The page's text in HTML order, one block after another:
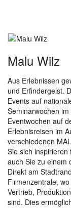
Malu Wilz
Aus Erlebnissen
und Erfindergeist.
Events auf
Seminarwochen
Eventwochen auf
Erlebnisreisen im
verschiedenen
Sie sich
auch Sie zu einem
Direkt am
Firmenzentrale,
Vertrieb,
sind. Dies